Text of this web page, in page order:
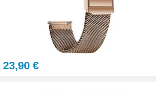
- 12 outils
23,90 €